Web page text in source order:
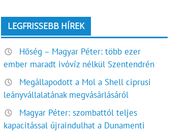
LEGFRISSEBB HÍREK
Hőség – Magyar Péter: több ezer
ember maradt ivóvíz nélkül Szentendrén
Megállapodott a Mol a Shell ciprusi
leányvállalatának megvásárlásáról
Magyar Péter: szombattól teljes
kapacitással újraindulhat a Dunamenti